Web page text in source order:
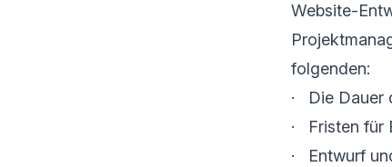
Website-
folgenden:
· Die Dauer
· Fristen für
· Entwurf